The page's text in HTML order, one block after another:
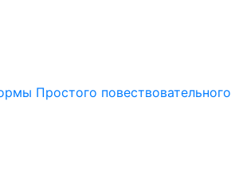
Простого повествовательного